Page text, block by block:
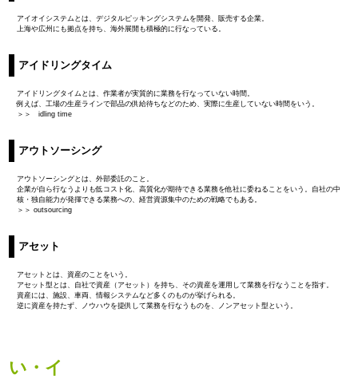
アイオイシステムとは、デジタルピッキングシステムを開発、販売する企業。
上海や広州にも拠点を持ち、海外展開も積極的に行なっている。
アイドリングタイム
アイドリングタイムとは、作業者が実質的に業務を行なっていない時間。
例えば、工場の生産ラインで部品の供給待ちなどのため、実際に生産していない時間をいう。
＞＞ idling time
アウトソーシング
アウトソーシングとは、外部委託のこと。
企業が自ら行なうよりも低コスト化、高質化が期待できる業務を他社に委ねることをいう。自社の中
核・独自能力が発揮できる業務への、経営資源集中のための戦略でもある。
＞＞ outsourcing
アセット
アセットとは、資産のことをいう。
アセット型とは、自社で資産（アセット）を持ち、その資産を運用して業務を行なうことを指す。
資産には、施設、車両、情報システムなど多くのものが挙げられる。
逆に資産を持たず、ノウハウを提供して業務を行なうものを、ノンアセット型という。
い・イ